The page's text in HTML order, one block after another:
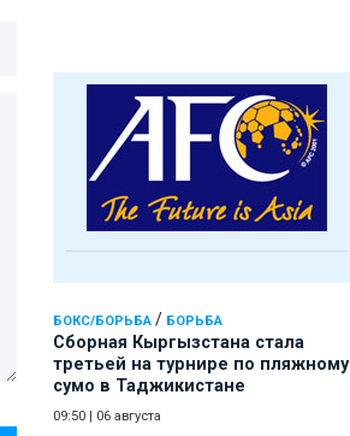
БОКС/БОРЬБА / БОРЬБА
Сборная Кыргызстана стала
третьей на турнире по пляжному
сумо в Таджикистане
09:50 06 августа